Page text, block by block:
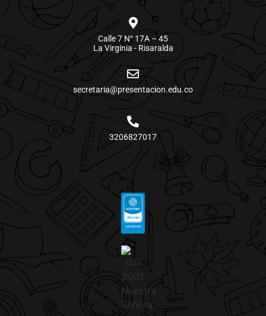
Calle 7 N° 17A – 45
La Virginia - Risaralda
secretaria@presentacion.edu.co
3206827017